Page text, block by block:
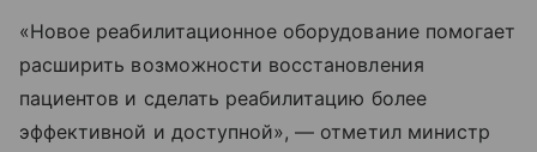
«Новое реабилитационное оборудование помогает
расширить возможности восстановления
пациентов и сделать реабилитацию более
эффективной и доступной», — отметил министр